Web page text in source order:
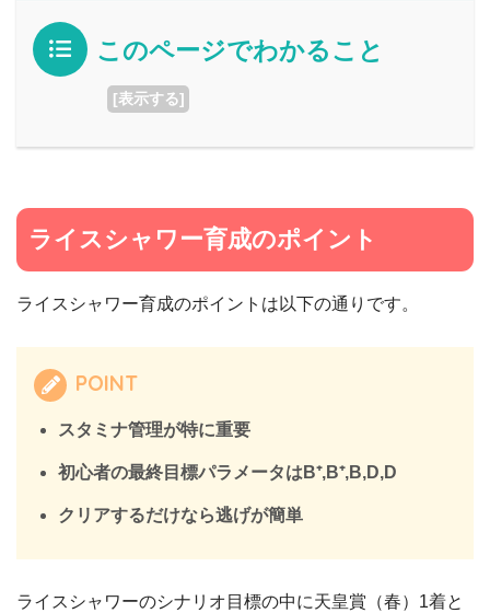
このページでわかること
[表示する]
ライスシャワー育成のポイント
ライスシャワー育成のポイントは以下の通りです。
POINT
スタミナ管理が特に重要
初心者の最終目標パラメータはB⁺,B⁺,B,D,D
クリアするだけなら逃げが簡単
ライスシャワーのシナリオ目標の中に天皇賞（春）1着と